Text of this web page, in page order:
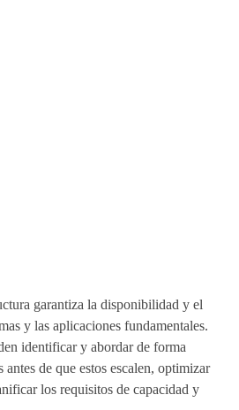
garantiza la disponibilidad y el
y las aplicaciones fundamentales.
identificar y abordar de forma
de que estos escalen, optimizar
los requisitos de capacidad y